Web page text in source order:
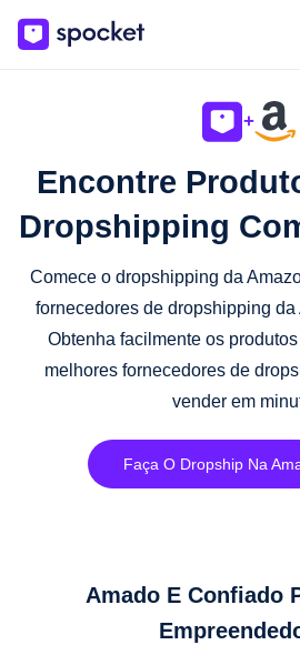
+
Encontre
Dropshipping
Comece o dropshipping da
fornecedores de dropshipping
Obtenha facilmente os
melhores fornecedores de
vender em
Faça O Dropship Na
Amado E Confiado